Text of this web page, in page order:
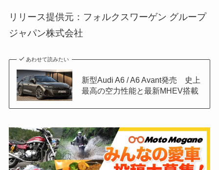
リリース提供元：フォルクスワーゲン グループ
ジャパン株式会社
あわせて読みたい
新型Audi A6 / A6 Avant発売 史上
最高の空力性能と最新MHEV搭載